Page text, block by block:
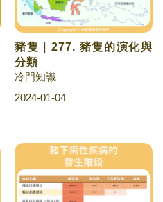
豬隻｜277. 豬隻的演化與
分類
冷門知識
2024-01-04